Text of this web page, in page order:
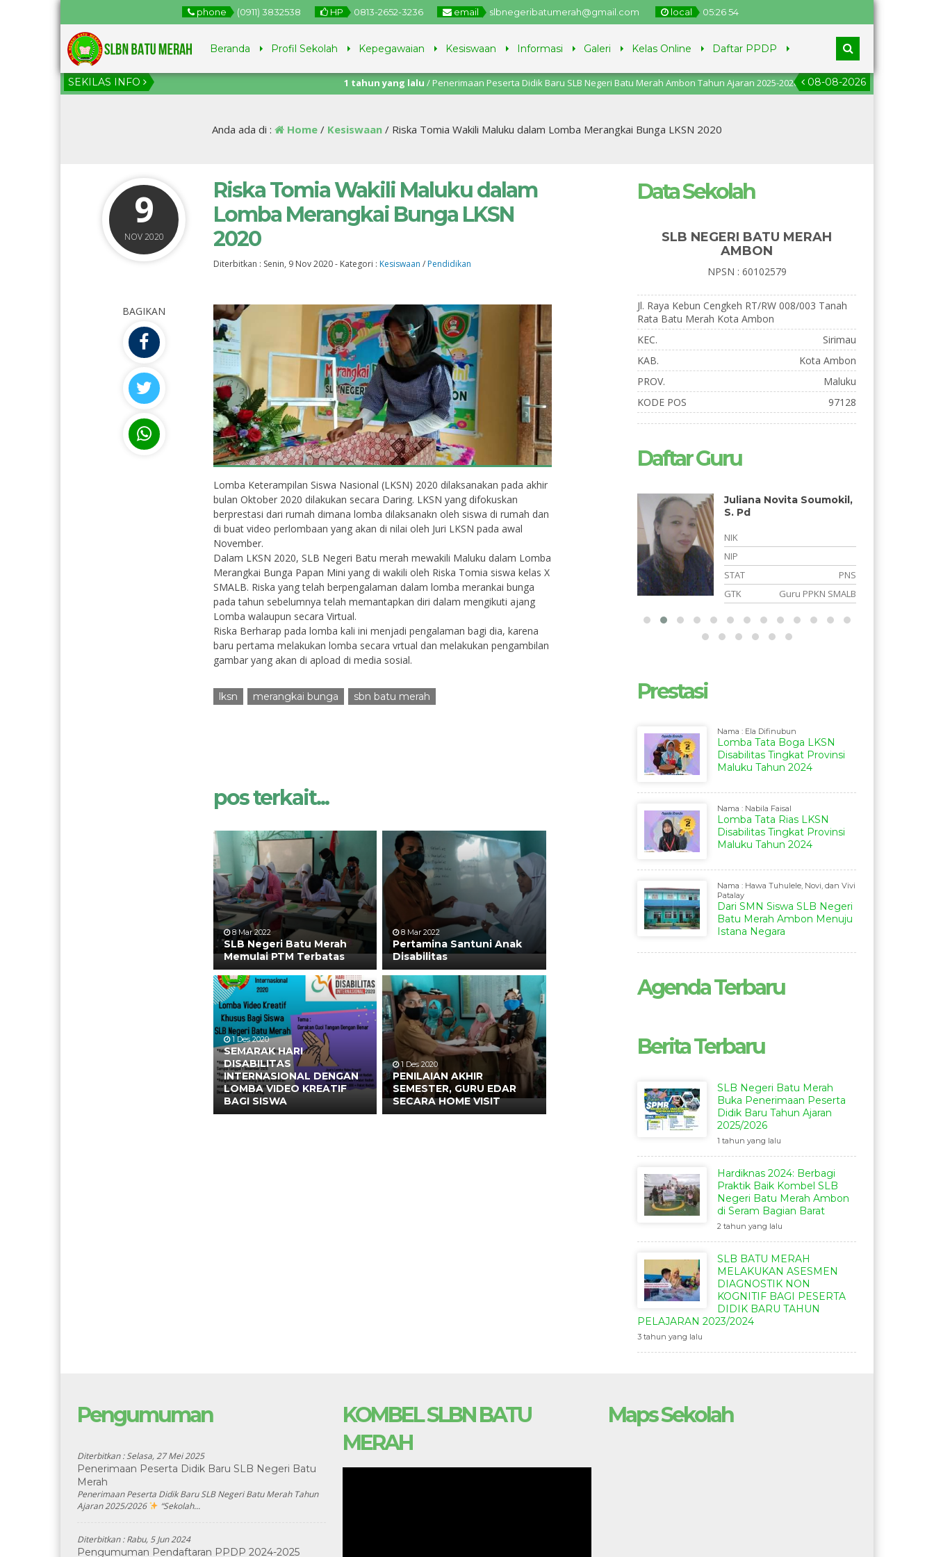
phone (0911) 3832538 HP 0813-2652-3236 email slbnegeribatumerah@gmail.com local 05:2655
Beranda Profil Sekolah Kepegawaian Kesiswaan Informasi Galeri Kelas Online Daftar PPDP
SEKILAS INFO 08-08-2026
1 tahun yang lalu/ Penerimaan Peserta Didik Baru SLB Negeri Batu Merah Ambon Tahun Ajaran 2025-2026, pendaftaran dari tanggal 2
Juni – 11 Juli 2025.
Anda ada di : Home / Kesiswaan / Riska Tomia Wakili Maluku dalam Lomba Merangkai Bunga LKSN 2020
9
NOV 2020
Riska Tomia Wakili Maluku dalam
Lomba Merangkai Bunga LKSN
2020
Diterbitkan : Senin, 9 Nov 2020- Kategori : Kesiswaan / Pendidikan
BAGIKAN
Lomba Keterampilan Siswa Nasional (LKSN) 2020 dilaksanakan pada akhir
bulan Oktober 2020 dilakukan secara Daring. LKSN yang difokuskan
berprestasi dari rumah dimana lomba dilaksanakn oleh siswa di rumah dan
di buat video perlombaan yang akan di nilai oleh Juri LKSN pada awal
November.
Dalam LKSN 2020, SLB Negeri Batu merah mewakili Maluku dalam Lomba
Merangkai Bunga Papan Mini yang di wakili oleh Riska Tomia siswa kelas X
SMALB. Riska yang telah berpengalaman dalam lomba merankai bunga
pada tahun sebelumnya telah memantapkan diri dalam mengikuti ajang
Lomba walaupun secara Virtual.
Riska Berharap pada lomba kali ini menjadi pengalaman bagi dia, karena
baru pertama melakukan lomba secara vrtual dan melakukan pengambilan
gambar yang akan di apload di media sosial.
lksn merangkai bunga sbn batu merah
pos terkait...
8 Mar 2022
SLB Negeri Batu Merah
Memulai PTM Terbatas
8 Mar 2022
Pertamina Santuni Anak
Disabilitas
1 Des 2020
SEMARAK HARI
DISABILITAS
INTERNASIONAL DENGAN
LOMBA VIDEO KREATIF
BAGI SISWA
1 Des 2020
PENILAIAN AKHIR
SEMESTER, GURU EDAR
SECARA HOME VISIT
Data Sekolah
SLB NEGERI BATU MERAH
AMBON
NPSN : 60102579
Jl. Raya Kebun Cengkeh RT/RW 008/003 Tanah
Rata Batu Merah Kota Ambon
KEC.
Sirimau
KAB.
Kota Ambon
PROV.
Maluku
KODE POS
97128
Daftar Guru
PNS
Guru Mata Pelajaran
Asniya Hehanussa, S. Pd.
I
NIK
NIP
STAT
PNS
GTK
GURU SDLB
Juliana Novita Soumokil,
PNS
Guru PPKN SMALB
Widya Nasrul, S.Si
NIP
STAT
GTK
Prestasi
Nama : Ela Difinubun
Lomba Tata Boga LKSN
Disabilitas Tingkat Provinsi
Maluku Tahun 2024
Nama : Nabila Faisal
Lomba Tata Rias LKSN
Disabilitas Tingkat Provinsi
Maluku Tahun 2024
Nama : Hawa Tuhulele, Novi, dan Vivi
Patalay
Dari SMN Siswa SLB Negeri
Batu Merah Ambon Menuju
Istana Negara
Agenda Terbaru
Berita Terbaru
SLB Negeri Batu Merah
Buka Penerimaan Peserta
Didik Baru Tahun Ajaran
2025/2026
1 tahun yang lalu
Hardiknas 2024: Berbagi
Praktik Baik Kombel SLB
Negeri Batu Merah Ambon
di Seram Bagian Barat
2 tahun yang lalu
SLB BATU MERAH
MELAKUKAN ASESMEN
DIAGNOSTIK NON
KOGNITIF BAGI PESERTA
DIDIK BARU TAHUN
PELAJARAN 2023/2024
3 tahun yang lalu
Pengumuman
Diterbitkan :Selasa, 27 Mei 2025
Penerimaan Peserta Didik Baru SLB Negeri Batu
Merah
Penerimaan Peserta Didik Baru SLB Negeri Batu Merah Tahun
Ajaran 2025/2026
“Sekolah...
Diterbitkan :Rabu, 5 Jun 2024
Pengumuman Pendaftaran PPDP 2024-2025
KOMBEL SLBN BATU
MERAH
Maps Sekolah